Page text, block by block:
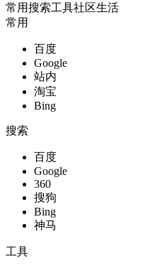
常用搜索工具社区生活
常用
百度
Google
站内
淘宝
Bing
搜索
百度
Google
360
搜狗
Bing
神马
工具